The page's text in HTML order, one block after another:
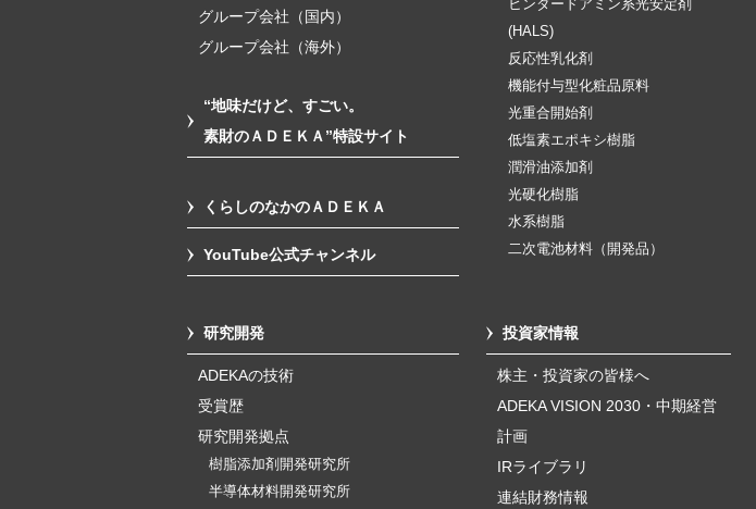
グループ会社（国内）
グループ会社（海外）
“地味だけど、すごい。
素財のＡＤＥＫＡ”特設サイト
くらしのなかのＡＤＥＫＡ
YouTube公式チャンネル
ヒンダードアミン系光安定剤
(HALS)
反応性乳化剤
機能付与型化粧品原料
光重合開始剤
低塩素エポキシ樹脂
潤滑油添加剤
光硬化樹脂
水系樹脂
二次電池材料（開発品）
研究開発
ADEKAの技術
受賞歴
研究開発拠点
樹脂添加剤開発研究所
半導体材料開発研究所
投資家情報
株主・投資家の皆様へ
ADEKA VISION 2030・中期経営
計画
IRライブラリ
連結財務情報